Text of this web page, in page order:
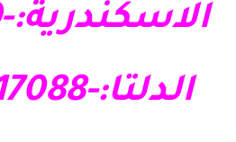
الاسكندرية:-01016002740
الدلتا:-01284817088